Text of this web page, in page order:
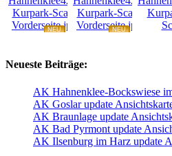
NEU
NEU
Neueste Beiträge:
AK Hahnenklee-Bockswiese
AK Goslar update
AK Braunlage update
AK Bad Pyrmont update
AK Ilsenburg im Harz update